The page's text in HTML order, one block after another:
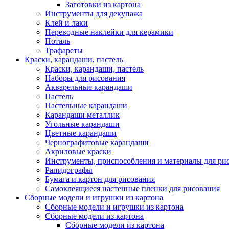
Заготовки из картона
Инструменты для декупажа
Клей и лаки
Переводные наклейки для керамики
Поталь
Трафареты
Краски, карандаши, пастель
Краски, карандаши, пастель
Наборы для рисования
Акварельные карандаши
Пастель
Пастельные карандаши
Карандаши металлик
Угольные карандаши
Цветные карандаши
Чернографитовые карандаши
Акриловые краски
Инструменты, приспособления и материалы для
Рапидографы
Бумага и картон для рисования
Самоклеящиеся настенные пленки для рисования
Сборные модели и игрушки из картона
Сборные модели и игрушки из картона
Сборные модели из картона
Сборные модели из картона